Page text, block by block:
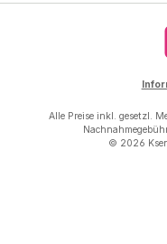
Alle Preise inkl. gesetzl.
© 2026